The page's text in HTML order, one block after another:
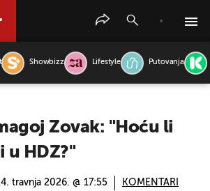
Showbizz Lifestyle Putovanja
Zovak: "Hoću li
u HDZ?"
travnja 2026. @ 17:55 KOMENTARI